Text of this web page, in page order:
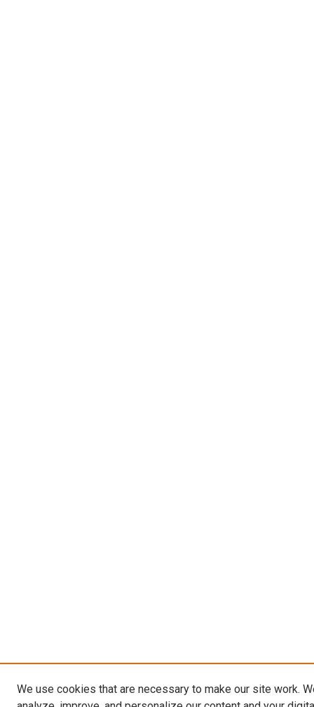
We use cookies that are necessary to make our site work.